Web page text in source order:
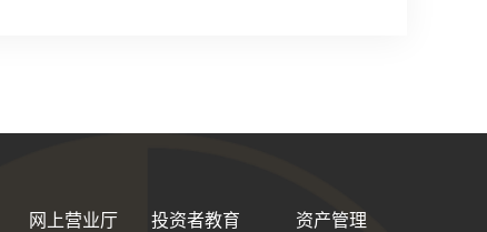
网上营业厅 投资者教育 资产管理